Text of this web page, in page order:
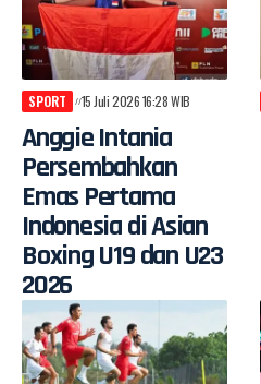
SPORT 15 Juli 2026 16:28 WIB
Anggie Intania
Persembahkan
Emas Pertama
Indonesia di Asian
Boxing U19 dan U23
2026